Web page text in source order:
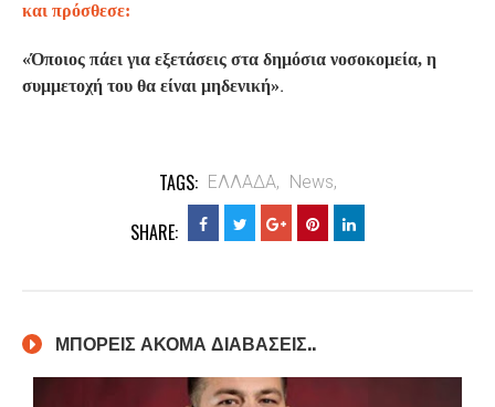
και πρόσθεσε:
«Όποιος πάει για εξετάσεις στα δημόσια νοσοκομεία, η
συμμετοχή του θα είναι μηδενική».
TAGS: ΕΛΛΑΔΑ, News,
SHARE:
ΜΠΟΡΕΙΣ ΑΚΟΜΑ ΔΙΑΒΑΣΕΙΣ..